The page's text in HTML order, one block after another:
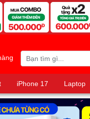
iPhone 17 Laptop